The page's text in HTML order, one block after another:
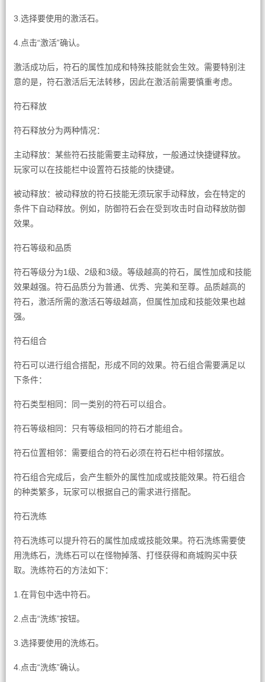
3.选择要使用的激活石。
4.点击“激活”确认。
激活成功后，符石的属性加成和特殊技能就会生效。需要特别注
意的是，符石激活后无法转移，因此在激活前需要慎重考虑。
符石释放
符石释放分为两种情况：
主动释放：某些符石技能需要主动释放，一般通过快捷键释放。
玩家可以在技能栏中设置符石技能的快捷键。
被动释放：被动释放的符石技能无须玩家手动释放，会在特定的
条件下自动释放。例如，防御符石会在受到攻击时自动释放防御
效果。
符石等级和品质
符石等级分为1级、2级和3级。等级越高的符石，属性加成和技能
效果越强。符石品质分为普通、优秀、完美和至尊。品质越高的
符石，激活所需的激活石等级越高，但属性加成和技能效果也越
强。
符石组合
符石可以进行组合搭配，形成不同的效果。符石组合需要满足以
下条件：
符石类型相同：同一类别的符石可以组合。
符石等级相同：只有等级相同的符石才能组合。
符石位置相邻：需要组合的符石必须在符石栏中相邻摆放。
符石组合完成后，会产生额外的属性加成或技能效果。符石组合
的种类繁多，玩家可以根据自己的需求进行搭配。
符石洗练
符石洗练可以提升符石的属性加成或技能效果。符石洗练需要使
用洗练石，洗练石可以在怪物掉落、打怪获得和商城购买中获
取。洗练符石的方法如下：
1.在背包中选中符石。
2.点击“洗练”按钮。
3.选择要使用的洗练石。
4.点击“洗练”确认。